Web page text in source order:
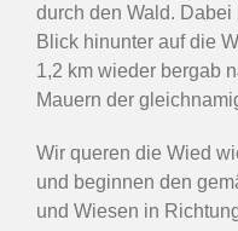
durch den Wald.
Blick hinunter auf die
1,2 km wieder bergab
Mauern der
Wir queren die Wied
und beginnen den
und Wiesen in